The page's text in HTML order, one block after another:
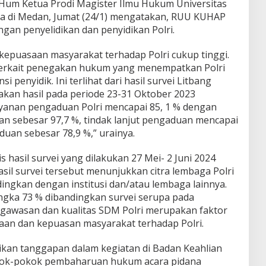
Ketua Prodi Magister Ilmu Hukum Universitas
Medan, Jumat (24/1) mengatakan, RUU KUHAP
penyelidikan dan penyidikan Polri.
masyarakat terhadap Polri cukup tinggi.
penegakan hukum yang menempatkan Polri
penyidik. Ini terlihat dari hasil survei Litbang
hasil pada periode 23-31 Oktober 2023
pengaduan Polri mencapai 85, 1 % dengan
sebesar 97,7 %, tindak lanjut pengaduan mencapai
sebesar 78,9 %,” urainya.
hasil survei yang dilakukan 27 Mei- 2 Juni 2024
survei tersebut menunjukkan citra lembaga Polri
dengan institusi dan/atau lembaga lainnya.
73 % dibandingkan survei serupa pada
dan kualitas SDM Polri merupakan faktor
dan kepuasan masyarakat terhadap Polri.
tanggapan dalam kegiatan di Badan Keahlian
pokok pembaharuan hukum acara pidana